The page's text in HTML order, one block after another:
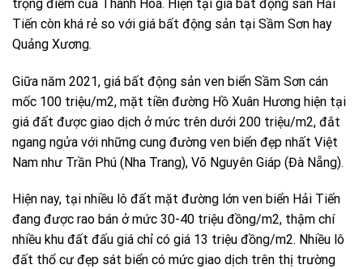
trọng điểm của Thanh Hoá. Hiện tại giá bất động sản Hải
Tiến còn khá rẻ so với giá bất động sản tại Sầm Sơn hay
Quảng Xương.
Giữa năm 2021, giá bất động sản ven biển Sầm Sơn cán
mốc 100 triệu/m2, mặt tiền đường Hồ Xuân Hương hiện tại
giá đất được giao dịch ở mức trên dưới 200 triệu/m2, đắt
ngang ngửa với những cung đường ven biển đẹp nhất Việt
Nam như Trần Phú (Nha Trang), Võ Nguyên Giáp (Đà Nẵng).
Hiện nay, tại nhiều lô đất mặt đường lớn ven biển Hải Tiến
đang được rao bán ở mức 30-40 triệu đồng/m2, thậm chí
nhiều khu đất đấu giá chỉ có giá 13 triệu đồng/m2. Nhiều lô
đất thổ cư đẹp sát biển có mức giao dịch trên thị trường